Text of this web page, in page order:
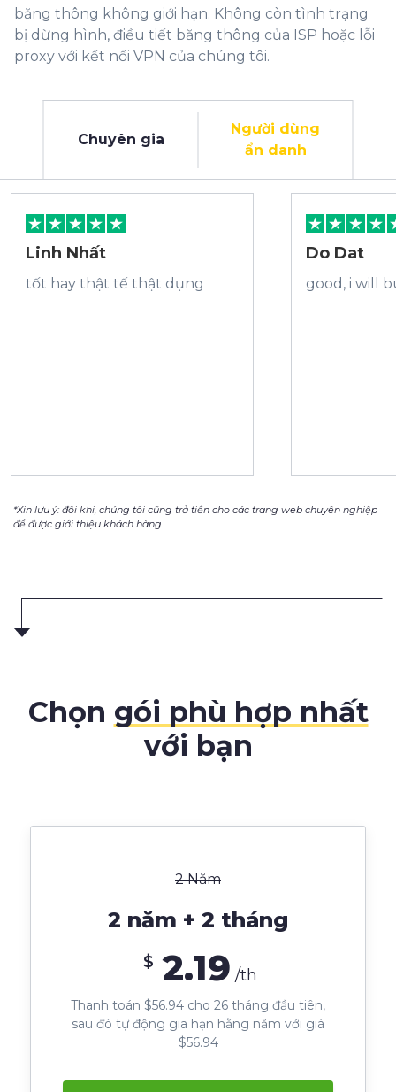
băng thông không giới hạn. Không còn tình trạng
bị dừng hình, điều tiết băng thông của ISP hoặc lỗi
proxy với kết nối VPN của chúng tôi.
Chuyên gia
Người dùng
ẩn danh
Linh Nhất
tốt hay thật tế thật dụng
Do Dat
good, i will
*Xin lưu ý: đôi khi, chúng tôi cũng trả tiền cho các trang web chuyên nghiệp
để được giới thiệu khách hàng.
Chọn gói phù hợp nhất
với bạn
2 Năm
2 năm + 2 tháng
$ 2.19 /th
Thanh toán $56.94 cho 26 tháng đầu tiên,
sau đó tự động gia hạn hằng năm với giá
$56.94